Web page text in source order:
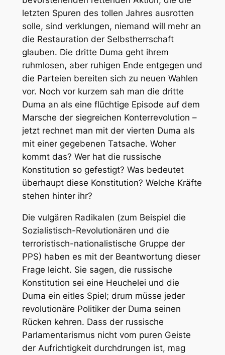
letzten Spuren des tollen Jahres ausrotten
solle, sind verklungen, niemand will mehr an
die Restauration der Selbstherrschaft
glauben. Die dritte Duma geht ihrem
ruhmlosen, aber ruhigen Ende entgegen und
die Parteien bereiten sich zu neuen Wahlen
vor. Noch vor kurzem sah man die dritte
Duma an als eine flüchtige Episode auf dem
Marsche der siegreichen Konterrevolution –
jetzt rechnet man mit der vierten Duma als
mit einer gegebenen Tatsache. Woher
kommt das? Wer hat die russische
Konstitution so gefestigt? Was bedeutet
überhaupt diese Konstitution? Welche Kräfte
stehen hinter ihr?
Die vulgären Radikalen (zum Beispiel die
Sozialistisch-Revolutionären und die
terroristisch-nationalistische Gruppe der
PPS) haben es mit der Beantwortung dieser
Frage leicht. Sie sagen, die russische
Konstitution sei eine Heuchelei und die
Duma ein eitles Spiel; drum müsse jeder
revolutionäre Politiker der Duma seinen
Rücken kehren. Dass der russische
Parlamentarismus nicht vom puren Geiste
der Aufrichtigkeit durchdrungen ist, mag